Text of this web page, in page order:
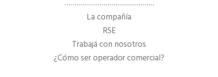
La compañía
RSE
Trabajá con nosotros
¿Cómo ser operador comercial?